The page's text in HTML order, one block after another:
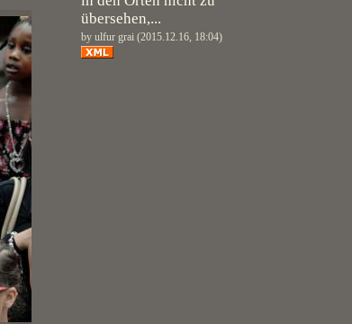
übersehen,...
by ulfur grai (2015.12.16, 18:04)